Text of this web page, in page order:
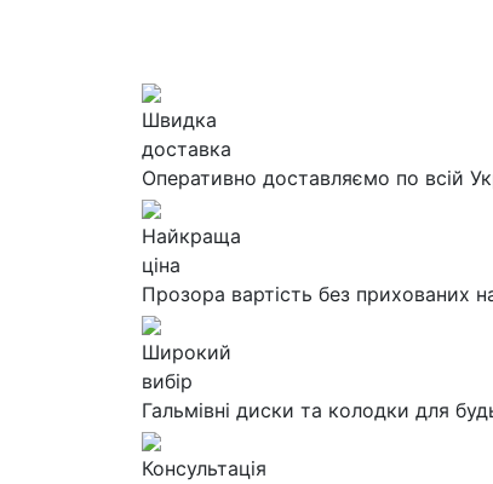
Швидка
доставка
Оперативно доставляємо по всій
Найкраща
ціна
Прозора вартість без прихованих
Широкий
вибір
Гальмівні диски та колодки для
Консультація